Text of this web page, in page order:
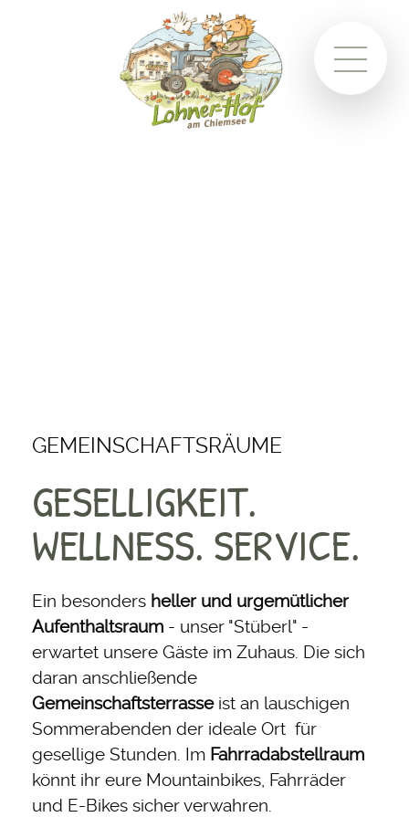
GEMEINSCHAFTSRÄUME
GESELLIGKEIT.
WELLNESS. SERVICE.
Ein besonders heller und urgemütlicher
Aufenthaltsraum - unser "Stüberl" -
erwartet unsere Gäste im Zuhaus. Die sich
daran anschließende
Gemeinschaftsterrasse ist an lauschigen
Sommerabenden der ideale Ort für
gesellige Stunden. Im Fahrradabstellraum
könnt ihr eure Mountainbikes, Fahrräder
und E-Bikes sicher verwahren.